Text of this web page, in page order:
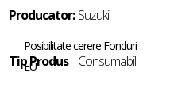
Posibilitate cerere Fonduri
EU
Producator: Suzuki
Tip Produs Consumabil